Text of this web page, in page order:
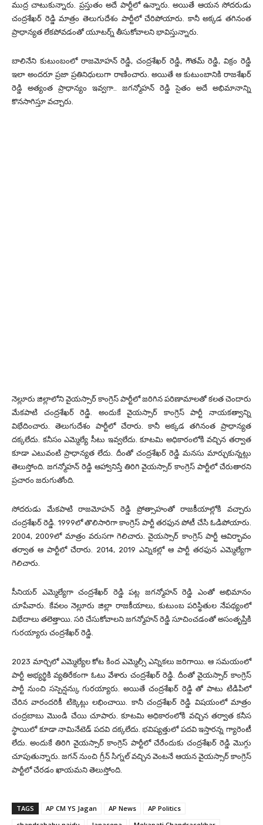
ముద్ర చాటుకున్నారు. ప్రస్తుతం అదే పార్టీలో ఉన్నారు. అయితే ఆయన సోదరుడు
చంద్రశేఖర్ రెడ్డి మాత్రం తెలుగుదేశం పార్టీలో చేరిపోయారు. కానీ అక్కడ తగినంత
ప్రాధాన్యత లేకపోవడంతో యూటర్న్ తీసుకోవాలని భావిస్తున్నారు.
బాలినేని కుటుంబంలో రాజమోహన్ రెడ్డి, చంద్రశేఖర్ రెడ్డి, గౌతమ్ రెడ్డి, విక్రం రెడ్డి
ఇలా అందరూ ప్రజా ప్రతినిధులుగా రాణించారు. అయితే ఆ కుటుంబానికి రాజశేఖర్
రెడ్డి అత్యంత ప్రాధాన్యం ఇవ్వగా.. జగన్మోహన్ రెడ్డి సైతం అదే అభిమానాన్ని
కొనసాగిస్తూ వచ్చారు.
నెల్లూరు జిల్లాలోని వైయస్సార్ కాంగ్రెస్ పార్టీలో జరిగిన పరిణామాలతో కలత చెందారు
మేకపాటి చంద్రశేఖర్ రెడ్డి. అందుకే వైయస్సార్ కాంగ్రెస్ పార్టీ నాయకత్వాన్ని
విభేదించారు. తెలుగుదేశం పార్టీలో చేరారు. కానీ అక్కడ తగినంత ప్రాధాన్యత
దక్కలేదు. కనీసం ఎమ్మెల్యే సీటు ఇవ్వలేదు. కూటమి అధికారంలోకి వచ్చిన తర్వాత
కూడా ఎటువంటి ప్రాధాన్యత లేదు. దీంతో చంద్రశేఖర్ రెడ్డి మనసు మార్చుకున్నట్లు
తెలుస్తోంది. జగన్మోహన్ రెడ్డి ఆహ్వానిస్తే తిరిగి వైయస్సార్ కాంగ్రెస్ పార్టీలో చేరుతారని
ప్రచారం జరుగుతోంది.
సోదరుడు మేకపాటి రాజమోహన్ రెడ్డి ప్రోత్సాహంతో రాజకీయాల్లోకి వచ్చారు
చంద్రశేఖర్ రెడ్డి. 1999లో తొలిసారిగా కాంగ్రెస్ పార్టీ తరఫున పోటీ చేసి ఓడిపోయారు.
2004, 2009లో మాత్రం వరుసగా గెలిచారు. వైయస్సార్ కాంగ్రెస్ పార్టీ ఆవిర్భావం
తర్వాత ఆ పార్టీలో చేరారు. 2014, 2019 ఎన్నికల్లో ఆ పార్టీ తరఫున ఎమ్మెల్యేగా
గెలిచారు.
సీనియర్ ఎమ్మెల్యేగా చంద్రశేఖర్ రెడ్డి పట్ల జగన్మోహన్ రెడ్డి ఎంతో అభిమానం
చూపేవారు. కేవలం నెల్లూరు జిల్లా రాజకీయాలు, కుటుంబ పరిస్థితుల నేపథ్యంలో
విభేదాలు తలెత్తాయి. సరి చేసుకోవాలని జగన్మోహన్ రెడ్డి సూచించడంతో అసంతృప్తికి
గురయ్యారు చంద్రశేఖర్ రెడ్డి.
2023 మార్చిలో ఎమ్మెల్యేల కోట కింద ఎమ్మెల్సీ ఎన్నికలు జరిగాయి. ఆ సమయంలో
పార్టీ అభ్యర్థికి వ్యతిరేకంగా ఓటు వేశారు చంద్రశేఖర్ రెడ్డి. దీంతో వైయస్సార్ కాంగ్రెస్
పార్టీ నుంచి సస్పెన్షన్కు గురయ్యారు. అయితే చంద్రశేఖర్ రెడ్డి తో పాటు టిడిపిలో
చేరిన వారందరికీ టిక్కెట్లు లభించాయి. కానీ చంద్రశేఖర్ రెడ్డి విషయంలో మాత్రం
చంద్రబాబు మొండి చేయి చూపారు. కూటమి అధికారంలోకి వచ్చిన తర్వాత కనీస
స్థాయిలో కూడా నామినేటెడ్ పదవి దక్కలేదు. భవిష్యత్తులో పదవి ఇస్తారన్న గ్యారెంటీ
లేదు. అందుకే తిరిగి వైయస్సార్ కాంగ్రెస్ పార్టీలో చేరేందుకు చంద్రశేఖర్ రెడ్డి మొగ్గు
చూపుతున్నారు. జగన్ నుంచి గ్రీన్ సిగ్నల్ వచ్చిన వెంటనే ఆయన వైయస్సార్ కాంగ్రెస్
పార్టీలో చేరడం ఖాయమని తెలుస్తోంది.
TAGS AP CM YS Jagan AP News
AP Politics